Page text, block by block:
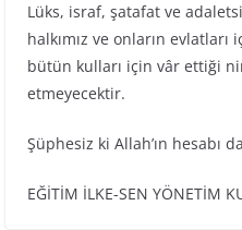
Lüks, israf, şatafat ve
halkımız ve onların
bütün kulları için vâr ettiği
etmeyecektir.
Şüphesiz ki Allah’ın hesabı
EĞİTİM İLKE-SEN YÖNETİM